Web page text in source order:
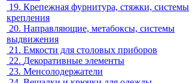
19. Крепежная фурнитура, стяжки, системы
крепления
20. Направляющие, метабоксы, системы
выдвижения
21. Емкости для столовых приборов
22. Декоративные элементы
23. Менсолодержатели